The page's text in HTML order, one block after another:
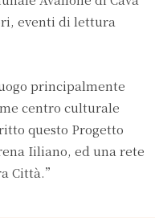
eventi di lettura
principalmente
centro culturale
questo Progetto
Iiliano, ed una rete
Città.”